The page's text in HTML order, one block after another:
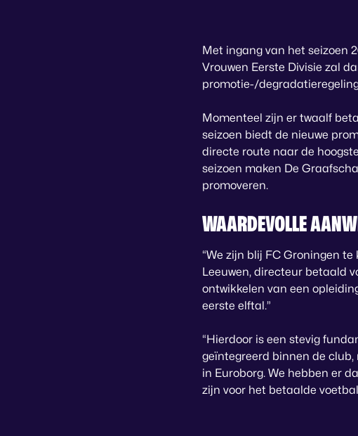
Met ingang van het seizoen
Vrouwen Eerste Divisie zal
promotie-/
Momenteel zijn er twaalf
seizoen biedt de nieuwe
directe route naar de
seizoen maken De
promoveren.
WAARDEVOLLE
“We zijn blij FC Groningen
Leeuwen, directeur betaald
ontwikkelen van een
eerste elftal.”
“Hierdoor is een stevig
geïntegreerd binnen de
in Euroborg. We hebben er
zijn voor het betaalde